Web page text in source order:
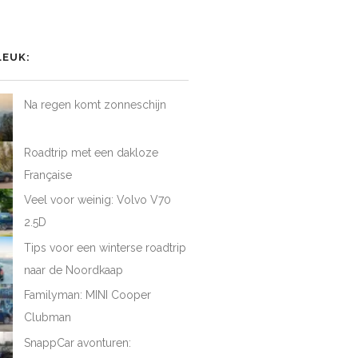
op
Na regen komt zonneschijn
Roadtrip met een dakloze
Française
Veel voor weinig: Volvo V70
2.5D
Tips voor een winterse roadtrip
naar de Noordkaap
Familyman: MINI Cooper
Clubman
SnappCar avonturen: